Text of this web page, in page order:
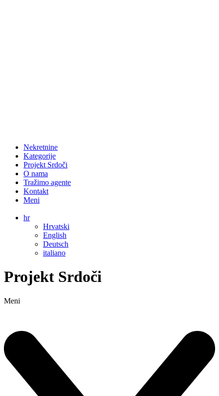
Nekretnine
Kategorije
Projekt Srdoči
O nama
Tražimo agente
Kontakt
Meni
hr
Hrvatski
English
Deutsch
italiano
Projekt Srdoči
Meni